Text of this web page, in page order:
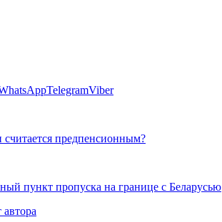
TelegramViber
считается предпенсионным?
пункт пропуска на границе с Беларусью